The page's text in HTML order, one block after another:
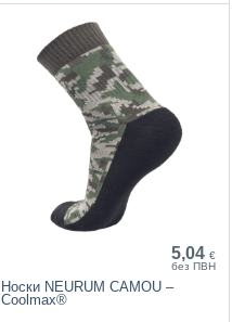
5,04 €
без ПВН
Hоски NEURUM CAMOU –
Coolmax®